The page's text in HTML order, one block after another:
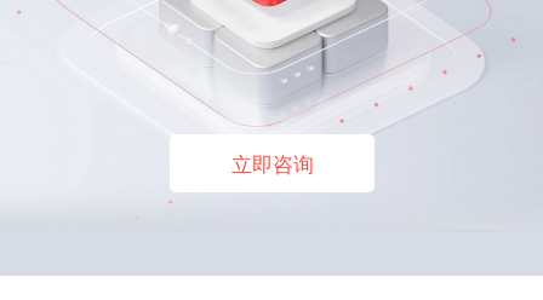
立即咨询